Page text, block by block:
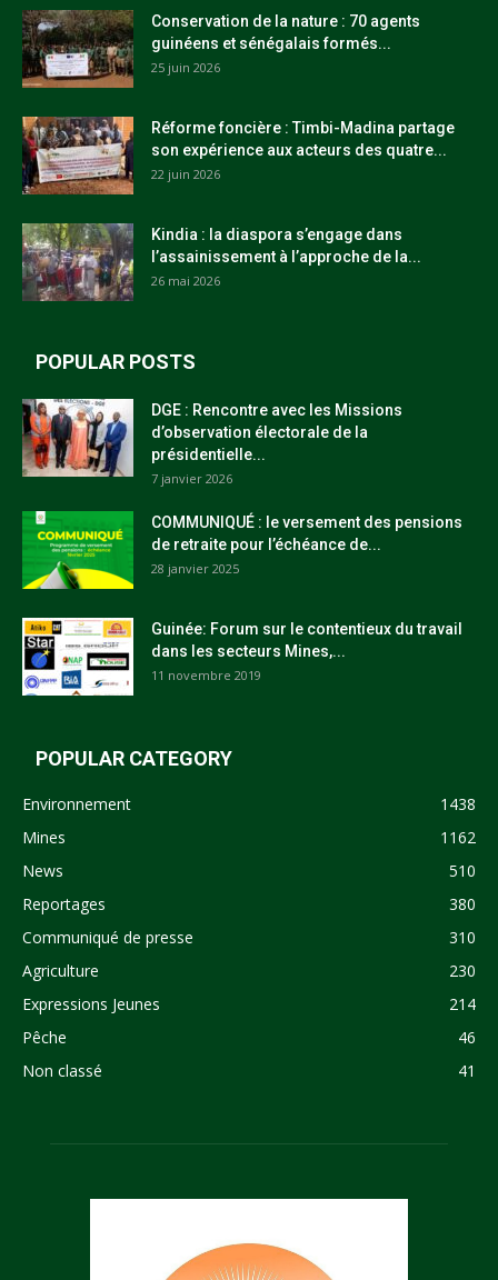
Conservation de la nature : 70 agents
guinéens et sénégalais formés...
25 juin 2026
Réforme foncière : Timbi-Madina partage
son expérience aux acteurs des quatre...
22 juin 2026
Kindia : la diaspora s’engage dans
l’assainissement à l’approche de la...
26 mai 2026
POPULAR POSTS
DGE : Rencontre avec les Missions
d’observation électorale de la
présidentielle...
7 janvier 2026
COMMUNIQUÉ : le versement des pensions
de retraite pour l’échéance de...
28 janvier 2025
Guinée: Forum sur le contentieux du travail
dans les secteurs Mines,...
11 novembre 2019
POPULAR CATEGORY
Environnement
1438
Mines
1162
News
510
Reportages
380
Communiqué de presse
310
Agriculture
230
Expressions Jeunes
214
Pêche
46
Non classé
41